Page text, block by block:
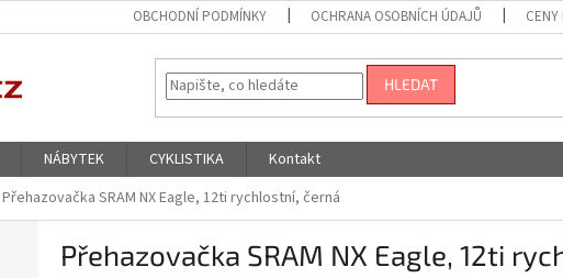
OBCHODNÍ PODMÍNKY OCHRANA OSOBNÍCH ÚDAJŮ CENY
HLEDAT
NÁBYTEK CYKLISTIKA
Kontakt
Přehazovačka SRAM NX Eagle, 12ti rychlostní, černá
Přehazovačka SRAM NX Eagle, 12ti